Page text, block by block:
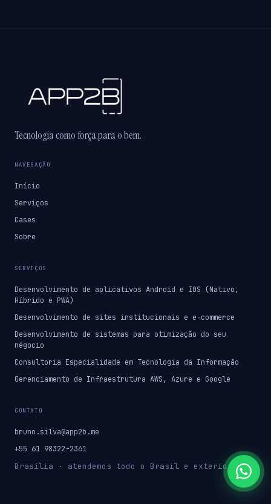
Tecnologia como força para o bem.
NAVEGAÇÃO
Início
Serviços
Cases
Sobre
SERVIÇOS
Desenvolvimento de aplicativos Android e IOS (Nativo,
Híbrido e PWA)
Desenvolvimento de sites institucionais e e-commerce
Desenvolvimento de sistemas para otimização do seu
négocio
Consultoria Especialidade em Tecnologia da Informação
Gerenciamento de Infraestrutura AWS, Azure e Google
CONTATO
bruno.silva@app2b.me
+55 61 98322-2361
Brasília · atendemos todo o Brasil e exterior